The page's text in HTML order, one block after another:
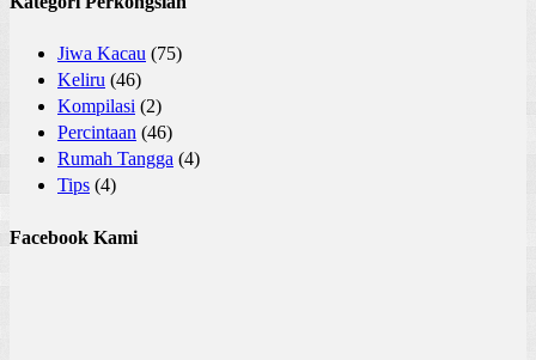
Jiwa Kacau (75)
Keliru (46)
Kompilasi (2)
Percintaan (46)
Rumah Tangga (4)
Tips (4)
Facebook Kami